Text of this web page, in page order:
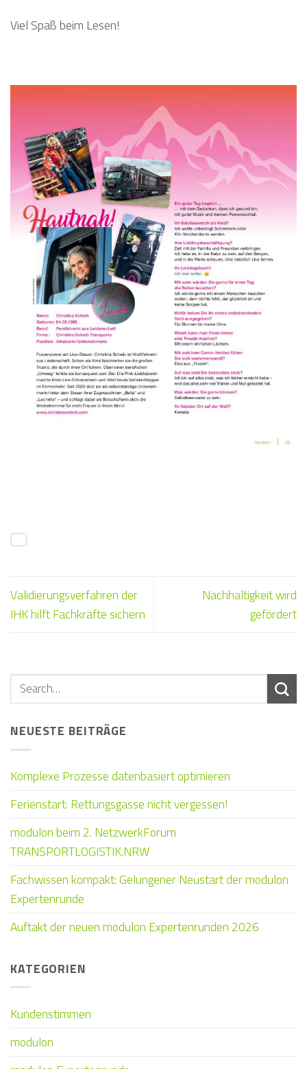
Viel Spaß beim Lesen!
Validierungsverfahren der
IHK hilft Fachkräfte sichern
Nachhaltigkeit wird
gefördert
NEUESTE BEITRÄGE
Komplexe Prozesse datenbasiert optimieren
Ferienstart: Rettungsgasse nicht vergessen!
modulon beim 2. NetzwerkForum
TRANSPORTLOGISTIK.NRW
Fachwissen kompakt: Gelungener Neustart der modulon
Expertenrunde
Auftakt der neuen modulon Expertenrunden 2026
KATEGORIEN
Kundenstimmen
modulon